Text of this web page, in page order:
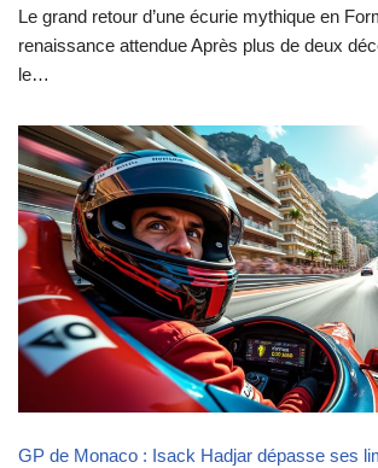
Le grand retour d’une écurie mythique en
renaissance attendue Après plus de deux
le…
GP de Monaco : Isack Hadjar dépasse ses